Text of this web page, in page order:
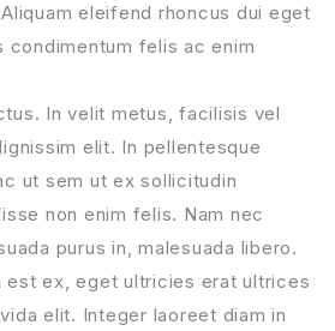
eleifend rhoncus dui eget
condimentum felis ac enim
In velit metus, facilisis vel
elit. In pellentesque
ut sem ut ex sollicitudin
non enim felis. Nam nec
purus in, malesuada libero.
est ex, eget ultricies erat ultrices
elit. Integer laoreet diam in